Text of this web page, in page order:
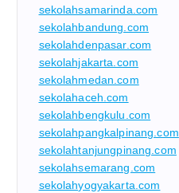
sekolahsamarinda.com
sekolahbandung.com
sekolahdenpasar.com
sekolahjakarta.com
sekolahmedan.com
sekolahaceh.com
sekolahbengkulu.com
sekolahpangkalpinang.com
sekolahtanjungpinang.com
sekolahsemarang.com
sekolahyogyakarta.com